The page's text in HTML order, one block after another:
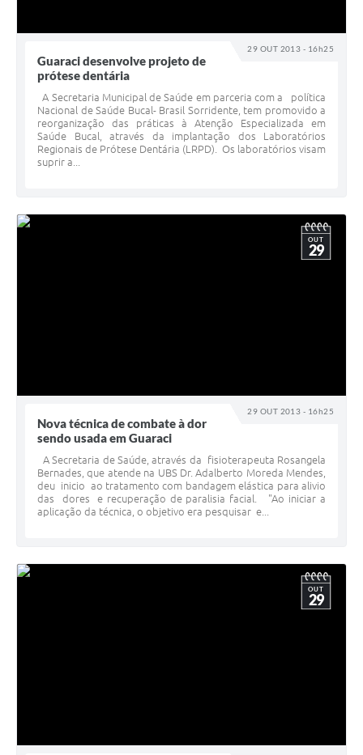
29 OUT 2013 - 16h25
Guaraci desenvolve projeto de
prótese dentária
A Secretaria Municipal de Saúde em parceria com a política
Nacional de Saúde Bucal- Brasil Sorridente, tem promovido a
reorganização das práticas à Atenção Especializada em
Saúde Bucal, através da implantação dos Laboratórios
Regionais de Prótese Dentária (LRPD). Os laboratórios visam
suprir a...
29 OUT 2013 - 16h25
OUT
29
Nova técnica de combate à dor
sendo usada em Guaraci
A Secretaria de Saúde, através da fisioterapeuta Rosangela
Bernades, que atende na UBS Dr. Adalberto Moreda Mendes,
deu inicio ao tratamento com bandagem elástica para alivio
das dores e recuperação de paralisia facial. "Ao iniciar a
aplicação da técnica, o objetivo era pesquisar e...
OUT
29